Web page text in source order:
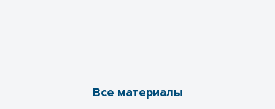
Все материалы